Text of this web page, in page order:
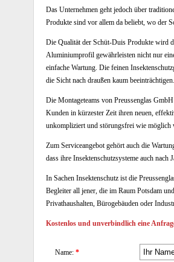
Das Unternehmen geht jedoch über
Produkte sind vor allem da beliebt, wo der
Die Qualität der Schüt-Duis Produkte wird
Aluminiumprofil gewährleisten nicht nur
einfache Wartung. Die feinen
die Sicht nach draußen kaum beeinträchtigen.
Die Montageteams von Preussenglas
Kunden in kürzester Zeit ihren neuen,
unkompliziert und störungsfrei wie möglich
Zum Serviceangebot gehört auch die
dass ihre Insektenschutzsysteme auch nach
In Sachen Insektenschutz ist die
Begleiter all jener, die im Raum Potsdam
Privathaushalten, Bürogebäuden oder
Kostenlos und unverbindlich eine
Name: *